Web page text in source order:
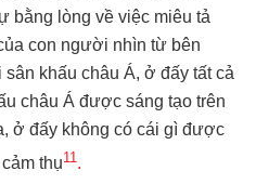
bằng lòng về việc miêu tả
con người nhìn từ bên
khấu châu Á, ở đấy tất cả
châu Á được sáng tạo trên
ở đấy không có cái gì được
thụ11.